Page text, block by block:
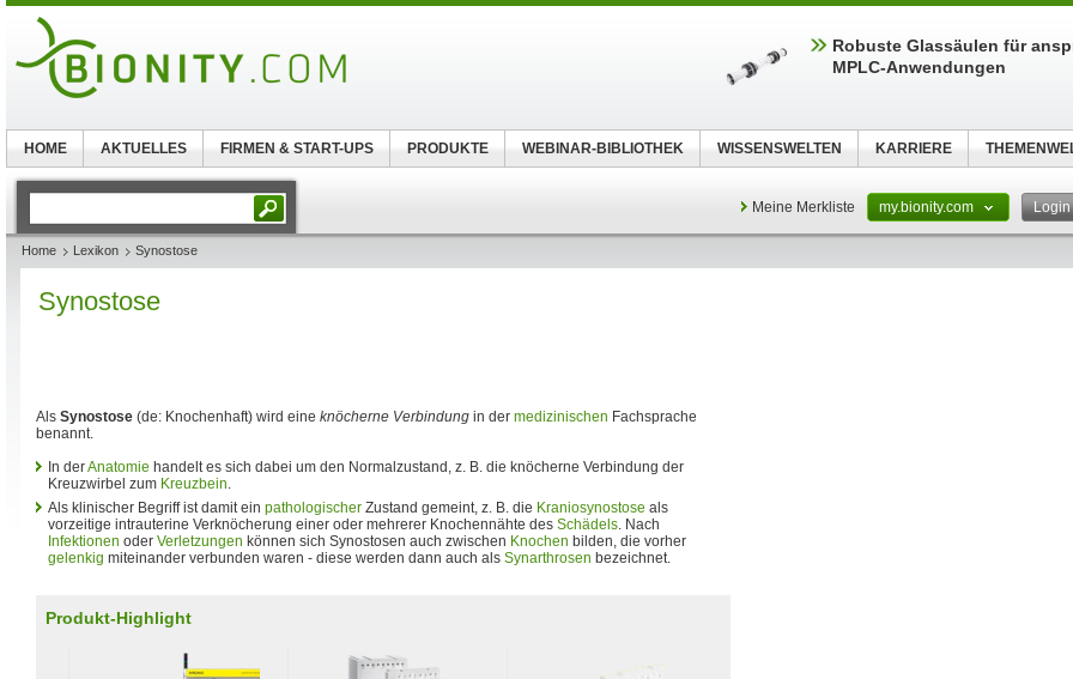
Meine Merkliste my.bionity.com Login
Home Lexikon Synostose
Synostose
Als Synostose (de: Knochenhaft) wird eine knöcherne Verbindung in der medizinischen Fachsprache
benannt.
In derAnatomie handelt es sich dabei um den Normalzustand, z. B. die knöcherne Verbindung der
Kreuzwirbel zum Kreuzbein.
Als klinischer Begriff ist damit ein pathologischer Zustand gemeint, z. B. die Kraniosynostose als
vorzeitige intrauterine Verknöcherung einer oder mehrerer Knochennähte des Schädels. Nach
Infektionen oder Verletzungen können sich Synostosen auch zwischen Knochen bilden, die vorher
gelenkig miteinander verbunden waren - diese werden dann auch als Synarthrosen bezeichnet.
Produkt-Highlight
Robuste Glassäulen für
MPLC-Anwendungen
HOME AKTUELLES FIRMEN & START-UPS PRODUKTE WEBINAR-BIBLIOTHEK WISSENSWELTEN KARRIERE